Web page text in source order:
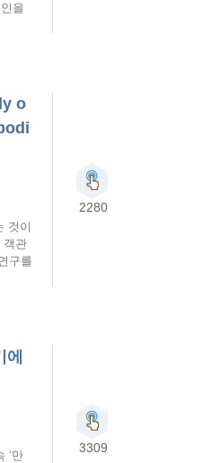
을
o
것이
객관
구를
2280
‘만
3309